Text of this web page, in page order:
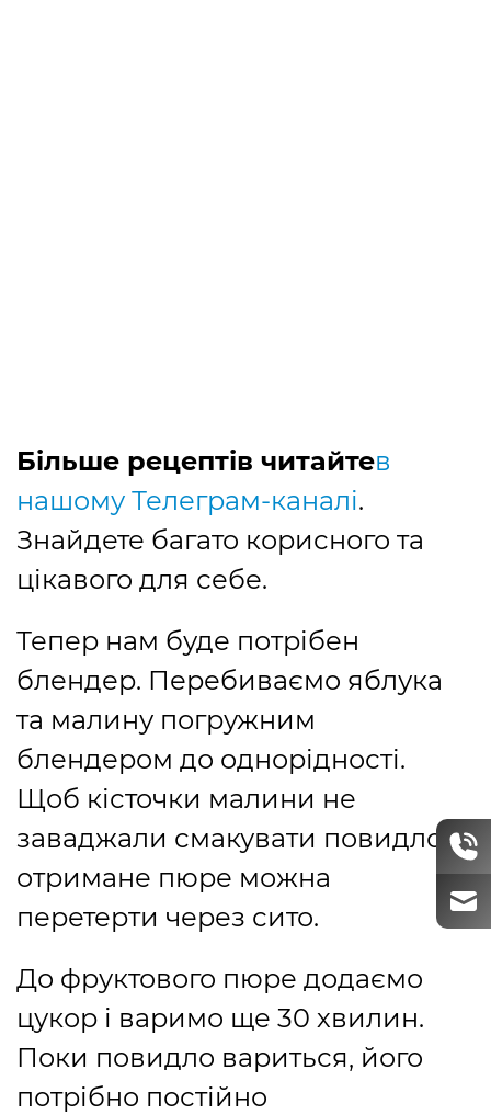
Більше рецептів читайтев
нашому Телеграм-каналі.
Знайдете багато корисного та
цікавого для себе.
Тепер нам буде потрібен
блендер. Перебиваємо яблука
та малину погружним
блендером до однорідності.
Щоб кісточки малини не
заваджали смакувати повидлом,
отримане пюре можна
перетерти через сито.
До фруктового пюре додаємо
цукор і варимо ще 30 хвилин.
Поки повидло вариться, його
потрібно постійно